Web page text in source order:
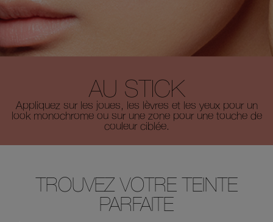
AU STICK
Appliquez sur les joues, les lèvres et les yeux pour un
look monochrome ou sur une zone pour une touche de
couleur ciblée.
TROUVEZ VOTRE TEINTE
PARFAITE